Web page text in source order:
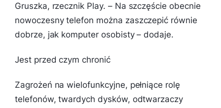
Gruszka, rzecznik Play. –Na szczęście obecnie
nowoczesny telefon można zaszczepić równie
dobrze, jak komputer osobisty– dodaje.
Jest przed czym chronić
Zagrożeń na wielofunkcyjne, pełniące rolę
telefonów, twardych dysków, odtwarzaczy